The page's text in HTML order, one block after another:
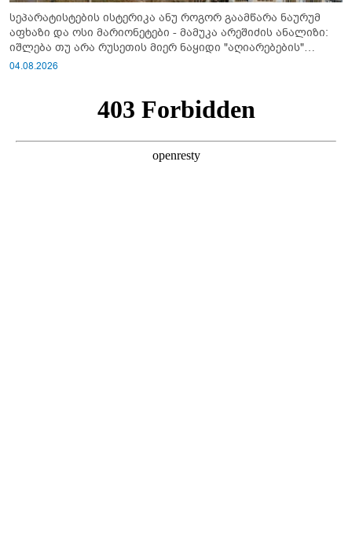
სეპარატისტების ისტერიკა ანუ როგორ გაამწარა ნაურუმ
აფხაზი და ოსი მარიონეტები - მამუკა არეშიძის ანალიზი:
იშლება თუ არა რუსეთის მიერ ნაყიდი "აღიარებების"
სისტემა?!
04.08.2026